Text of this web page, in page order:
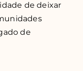
de deixar
de